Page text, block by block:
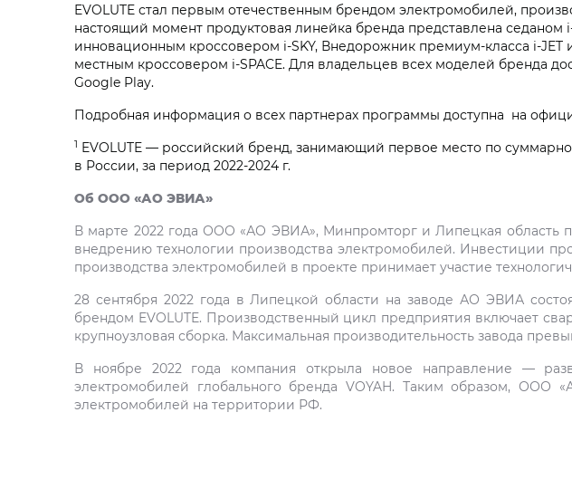
EVOLUTE стал первым отечественным брендом электромобилей,
настоящий момент продуктовая линейка бренда представлена
инновационным кроссовером i‑SKY, Внедорожник премиум-класса
местным кроссовером i‑SPACE. Для владельцев всех моделей бренда
Google Play.
Подробная информация о всех партнерах программы доступна на
1 EVOLUTE — российский бренд, занимающий первое место по
в России, за период 2022-2024 г.
Об ООО «АО ЭВИА»
В марте 2022 года ООО «АО ЭВИА», Минпромторг и Липецкая область
внедрению технологии производства электромобилей. Инвестиции
производства электромобилей в проекте принимает участие
28 сентября 2022 года в Липецкой области на заводе АО ЭВИА
брендом EVOLUTE. Производственный цикл предприятия включает
крупноузловая сборка. Максимальная производительность завода
В ноябре 2022 года компания открыла новое направление —
электромобилей глобального бренда VOYAH. Таким образом, ООО
электромобилей на территории РФ.